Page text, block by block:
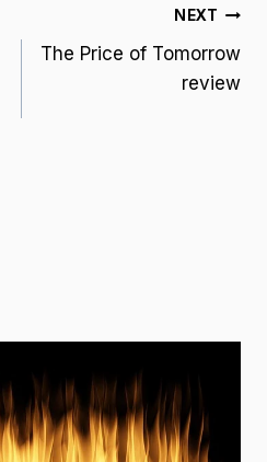
NEXT
The Price of Tomorrow
review